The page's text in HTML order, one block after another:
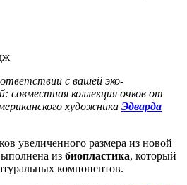
с вашей эко-
совместная коллекция очков от
художника Эдварда
увеличенного размера из новой
из биопластика, который
компонентов.